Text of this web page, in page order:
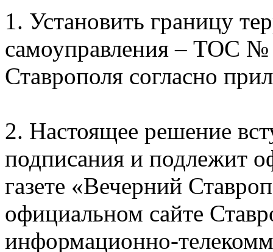
1. Установить границу
самоуправления – ТОС №
Ставрополя согласно
2. Настоящее решение
подписания и подлежит
газете «Вечерний
официальном сайте
информационно-